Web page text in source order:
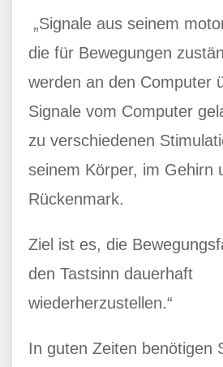
„Signale aus seinem
die für Bewegungen
werden an den Computer
Signale vom Computer
zu verschiedenen
seinem Körper, im Gehirn
Rückenmark.
Ziel ist es, die
den Tastsinn dauerhaft
wiederherzustellen.“
In guten Zeiten benötigen